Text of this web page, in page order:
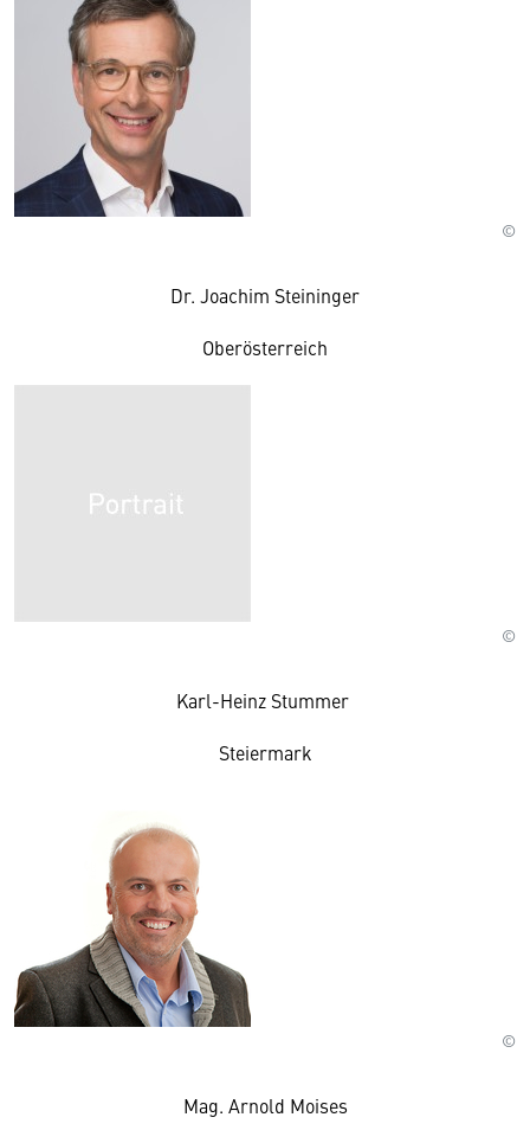
©
Dr. Joachim Steininger
Oberösterreich
©
Karl-Heinz Stummer
Steiermark
©
Mag. Arnold Moises